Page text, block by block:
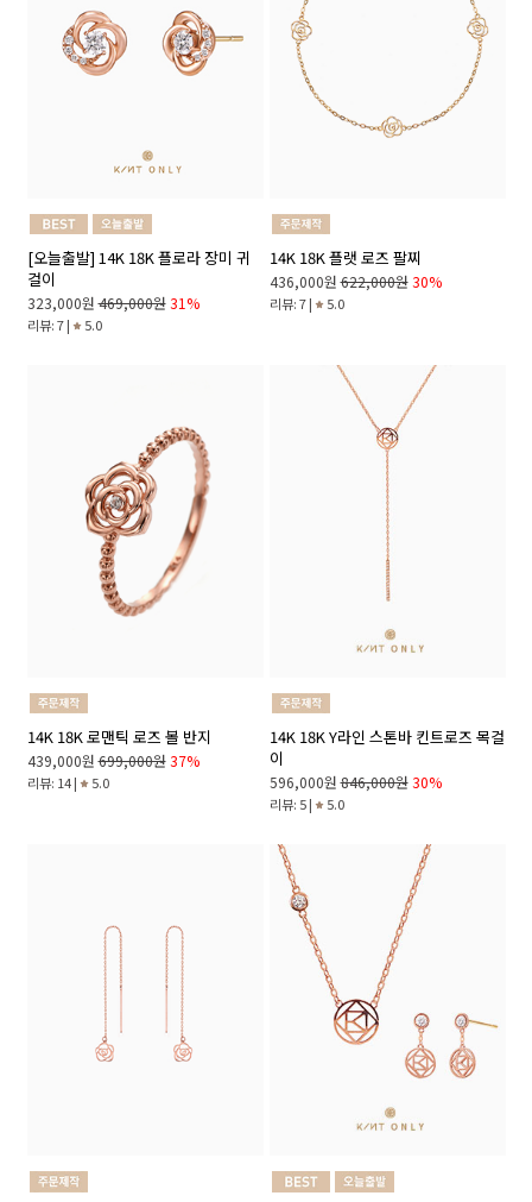
[오늘출발] 14K 18K 플로라 장미 귀
걸이
323,000원 469,000원 31%
리뷰: 7 | 5.0
14K 18K 플랫 로즈 팔찌
436,000원 622,000원 30%
리뷰: 7 | 5.0
14K 18K 로맨틱 로즈 볼 반지
439,000원 699,000원 37%
리뷰: 14 | 5.0
14K 18K Y라인 스톤바 킨트로즈 목걸
이
596,000원 846,000원 30%
리뷰: 5 | 5.0